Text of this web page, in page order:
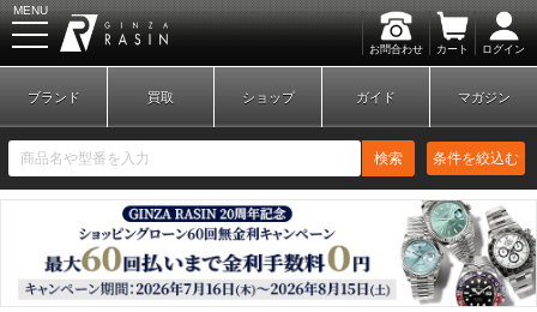
お問合わせ カート ログイン
MENU
新規会員登録 ログイン
ブランド 買取 ショップ ガイド マガジン
検索 条件を絞込む